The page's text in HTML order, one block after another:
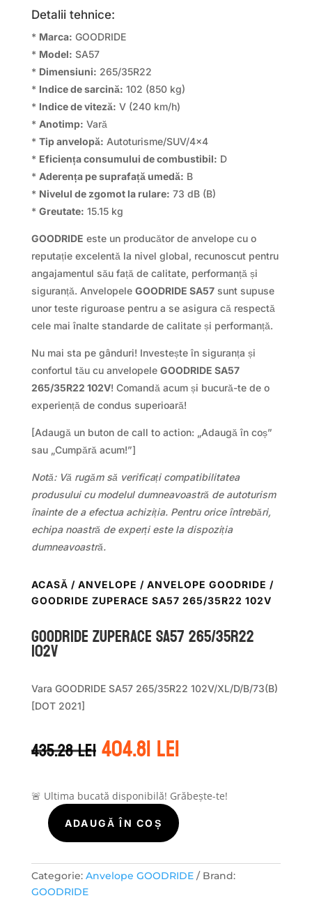
Detalii tehnice:
* Marca: GOODRIDE
* Model: SA57
* Dimensiuni: 265/35R22
* Indice de sarcină: 102 (850 kg)
* Indice de viteză: V (240 km/h)
* Anotimp: Vară
* Tip anvelopă: Autoturisme/SUV/4×4
* Eficiența consumului de combustibil: D
* Aderența pe suprafață umedă: B
* Nivelul de zgomot la rulare: 73 dB (B)
* Greutate: 15.15 kg
GOODRIDE este un producător de anvelope cu o
reputație excelentă la nivel global, recunoscut pentru
angajamentul său față de calitate, performanță și
siguranță. Anvelopele GOODRIDE SA57sunt supuse
unor teste riguroase pentru a se asigura că respectă
cele mai înalte standarde de calitate și performanță.
Nu mai sta pe gânduri! Investește în siguranța și
confortul tău cu anvelopele GOODRIDE SA57
265/35R22 102V! Comandă acum și bucură-te de o
experiență de condus superioară!
[Adaugă un buton de call to action: „Adaugă în coș”
sau „Cumpără acum!”]
Notă: Vă rugăm să verificați compatibilitatea
produsului cu modelul dumneavoastră de autoturism
înainte de a efectua achiziția. Pentru orice întrebări,
echipa noastră de experți este la dispoziția
dumneavoastră.
ACASĂ / ANVELOPE / ANVELOPE GOODRIDE /
GOODRIDE ZUPERACE SA57 265/35R22 102V
GOODRIDE ZUPERACE SA57 265/35R22
102V
Vara GOODRIDE SA57 265/35R22 102V/XL/D/B/73(B)
[DOT 2021]
435.28leiPrețul
inițial
fost:
435.28 lei.
404.81leiPrețul
curent
404.81 lei.
🚨 Ultima bucată disponibilă! Grăbește-te!
Cantitate
GOODRIDE
ZUPERACE
SA57
265/35R22
ADAUGĂ ÎN COȘ
Categorie: Anvelope GOODRIDE
Brand:
GOODRIDE